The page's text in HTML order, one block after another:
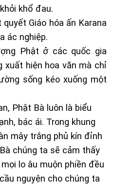
khổ đau.
Giáo hóa ấn Karana
ác nghiệp.
Phật ở các quốc gia
xuất hiện hoa văn mà chỉ
sống kéo xuống một
Phật Bà luôn là biểu
bác ái. Trong khung
mây trắng phủ kín đỉnh
chúng ta sẽ cảm thấy
lo âu muộn phiền đều
nguyện cho chúng ta